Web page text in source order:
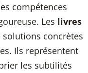
compétences
Les livres
concrètes
Ils représentent
les subtilités